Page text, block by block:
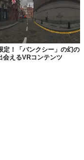
ーアート体験
を活かした新たなサ
のみの
定！「バンクシー」の幻の
会えるVRコンテンツ